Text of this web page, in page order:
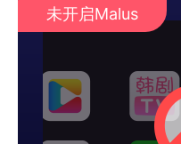
未开启Malus